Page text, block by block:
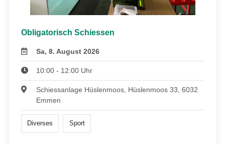
Obligatorisch Schiessen
Sa, 8. August 2026
10:00 - 12:00 Uhr
Schiessanlage Hüslenmoos, Hüslenmoos 33, 6032
Emmen
Diverses Sport